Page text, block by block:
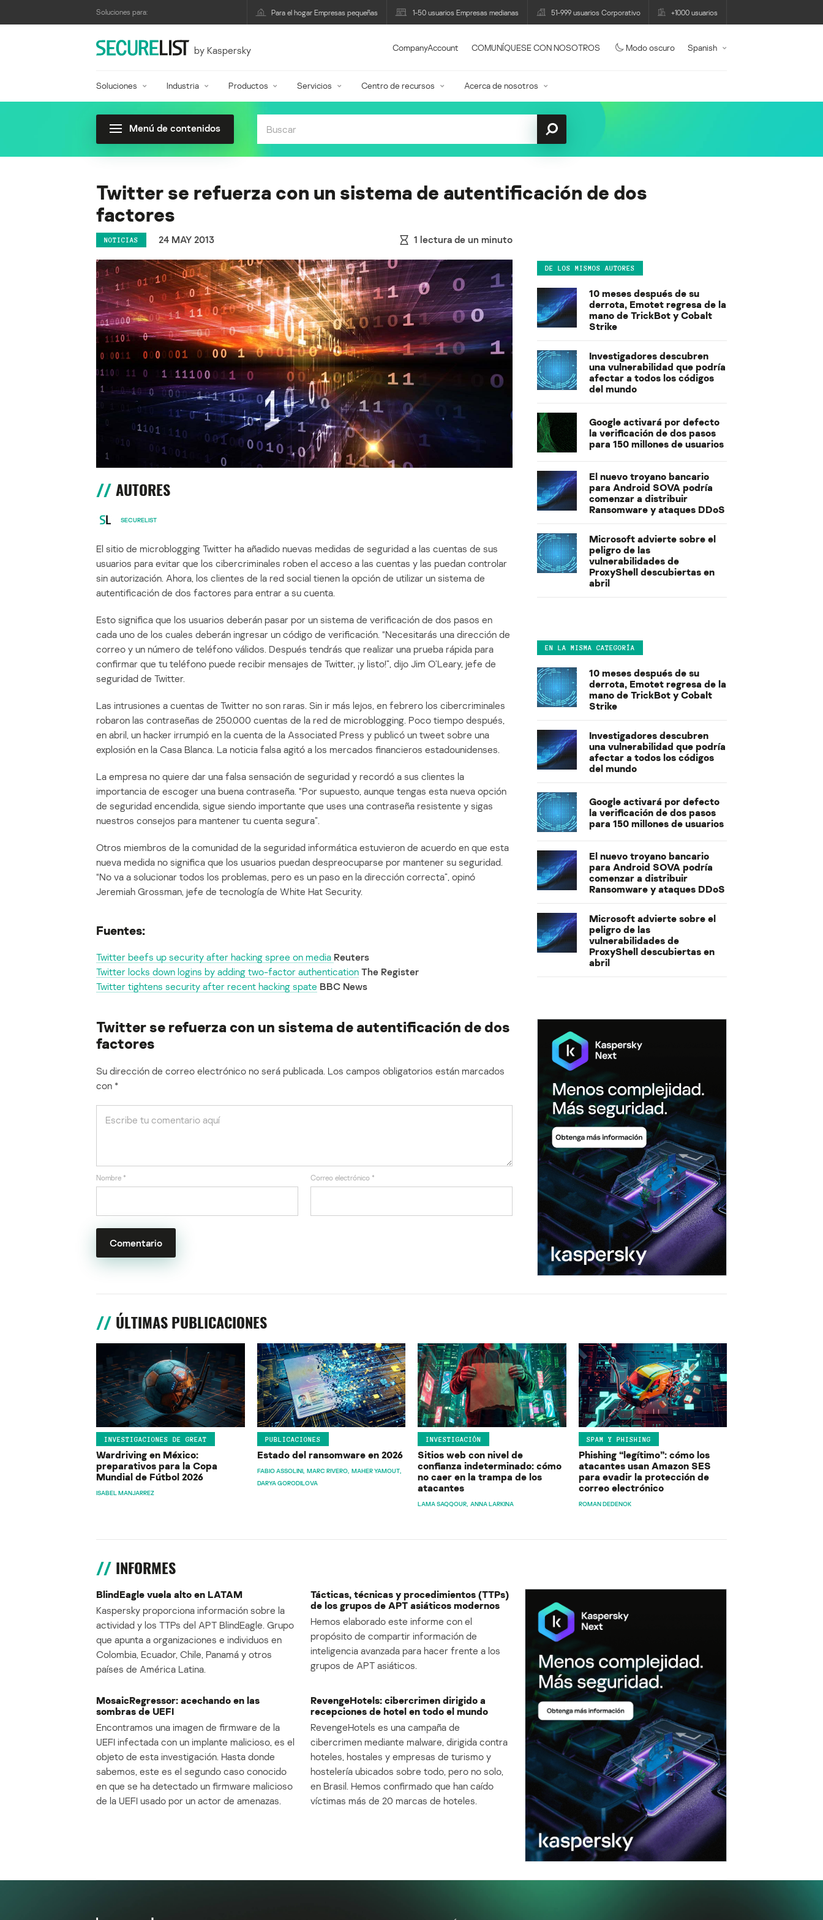
Soluciones para: Para el hogar Empresas pequeñas 1-50 usuarios Empresas medianas 51-999 usuarios Corporativo +1000 usuarios
by Kaspersky CompanyAccount COMUNÍQUESE CON NOSOTROS Modo oscuro Spanish
Soluciones Industria Productos Servicios Centro de recursos Acerca de nosotros
Menú de contenidos
Twitter se refuerza con un sistema de autentificación de dos
factores
NOTICIAS 24 MAY 2013 1 lectura de un minuto
AUTORES
SECURELIST
El sitio de microblogging Twitter ha añadido nuevas medidas de seguridad a las cuentas de sus
usuarios para evitar que los cibercriminales roben el acceso a las cuentas y las puedan controlar
sin autorización. Ahora, los clientes de la red social tienen la opción de utilizar un sistema de
autentificación de dos factores para entrar a su cuenta.
Esto significa que los usuarios deberán pasar por un sistema de verificación de dos pasos en
cada uno de los cuales deberán ingresar un código de verificación. “Necesitarás una dirección de
correo y un número de teléfono válidos. Después tendrás que realizar una prueba rápida para
confirmar que tu teléfono puede recibir mensajes de Twitter, ¡y listo!”, dijo Jim O’Leary, jefe de
seguridad de Twitter.
Las intrusiones a cuentas de Twitter no son raras. Sin ir más lejos, en febrero los cibercriminales
robaron las contraseñas de 250.000 cuentas de la red de microblogging. Poco tiempo después,
en abril, un hacker irrumpió en la cuenta de la Associated Press y publicó un tweet sobre una
explosión en la Casa Blanca. La noticia falsa agitó a los mercados financieros estadounidenses.
La empresa no quiere dar una falsa sensación de seguridad y recordó a sus clientes la
importancia de escoger una buena contraseña. “Por supuesto, aunque tengas esta nueva opción
de seguridad encendida, sigue siendo importante que uses una contraseña resistente y sigas
nuestros consejos para mantener tu cuenta segura”.
Otros miembros de la comunidad de la seguridad informática estuvieron de acuerdo en que esta
nueva medida no significa que los usuarios puedan despreocuparse por mantener su seguridad.
“No va a solucionar todos los problemas, pero es un paso en la dirección correcta”, opinó
Jeremiah Grossman, jefe de tecnología de White Hat Security.
Fuentes:
Twitter beefs up security after hacking spree on media Reuters
Twitter locks down logins by adding two-factor authentication The Register
Twitter tightens security after recent hacking spate BBC News
Twitter se refuerza con un sistema de autentificación de dos
factores
Su dirección de correo electrónico no será publicada. Los campos obligatorios están marcados
con *
Nombre * Correo electrónico *
DE LOS MISMOS AUTORES
10 meses después de su
derrota, Emotet regresa de la
mano de TrickBot y Cobalt
Strike
Investigadores descubren
una vulnerabilidad que podría
afectar a todos los códigos
del mundo
Google activará por defecto
la verificación de dos pasos
para 150 millones de usuarios
El nuevo troyano bancario
para Android SOVA podría
comenzar a distribuir
Ransomware y ataques DDoS
Microsoft advierte sobre el
peligro de las
vulnerabilidades de
ProxyShell descubiertas en
abril
EN LA MISMA CATEGORÍA
10 meses después de su
derrota, Emotet regresa de la
mano de TrickBot y Cobalt
Strike
Investigadores descubren
una vulnerabilidad que podría
afectar a todos los códigos
del mundo
Google activará por defecto
la verificación de dos pasos
para 150 millones de usuarios
El nuevo troyano bancario
para Android SOVA podría
comenzar a distribuir
Ransomware y ataques DDoS
Microsoft advierte sobre el
peligro de las
vulnerabilidades de
ProxyShell descubiertas en
abril
ÚLTIMAS PUBLICACIONES
INVESTIGACIONES DE GREAT
Wardriving en México:
preparativos para la Copa
Mundial de Fútbol 2026
ISABEL MANJARREZ
PUBLICACIONES
Estado del ransomware en 2026
FABIO ASSOLINI MARC RIVERO MAHER YAMOUT
DARYA GORODILOVA
INVESTIGACIÓN
Sitios web con nivel de
confianza indeterminado: cómo
no caer en la trampa de los
atacantes
LAMA SAQQOUR ANNA LARKINA
SPAM Y PHISHING
Phishing “legítimo”: cómo los
atacantes usan Amazon SES
para evadir la protección de
correo electrónico
ROMAN DEDENOK
INFORMES
BlindEagle vuela alto en LATAM
Kaspersky proporciona información sobre la
actividad y los TTPs del APT BlindEagle. Grupo
que apunta a organizaciones e individuos en
Colombia, Ecuador, Chile, Panamá y otros
países de América Latina.
Tácticas, técnicas y procedimientos (TTPs)
de los grupos de APT asiáticos modernos
Hemos elaborado este informe con el
propósito de compartir información de
inteligencia avanzada para hacer frente a los
grupos de APT asiáticos.
MosaicRegressor: acechando en las
sombras de UEFI
Encontramos una imagen de firmware de la
UEFI infectada con un implante malicioso, es el
objeto de esta investigación. Hasta donde
sabemos, este es el segundo caso conocido
en que se ha detectado un firmware malicioso
de la UEFI usado por un actor de amenazas.
RevengeHotels: cibercrimen dirigido a
recepciones de hotel en todo el mundo
RevengeHotels es una campaña de
cibercrimen mediante malware, dirigida contra
hoteles, hostales y empresas de turismo y
hostelería ubicados sobre todo, pero no solo,
en Brasil. Hemos confirmado que han caído
víctimas más de 20 marcas de hoteles.